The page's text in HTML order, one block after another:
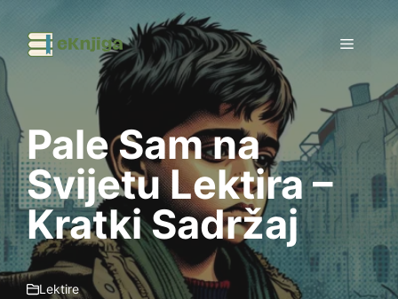
sadržaj
Pale Sam na
Svijetu Lektira –
Kratki Sadržaj
Lektire